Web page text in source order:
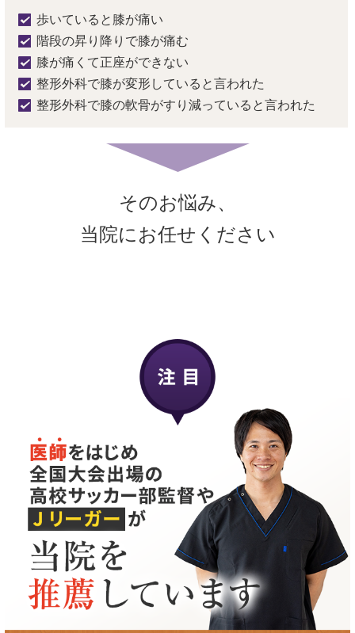
歩いていると膝が痛い
階段の昇り降りで膝が痛む
膝が痛くて正座ができない
整形外科で膝が変形していると言われた
整形外科で膝の軟骨がすり減っていると言われた
そのお悩み、
当院にお任せください